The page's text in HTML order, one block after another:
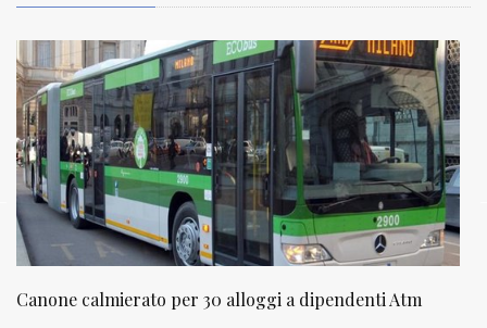
30 alloggi a dipendenti Atm NATUROPATIA IN